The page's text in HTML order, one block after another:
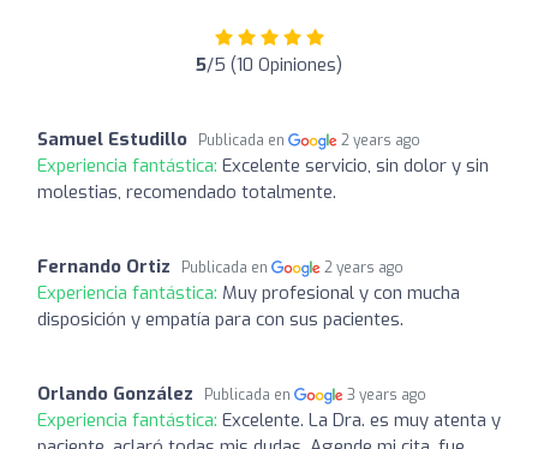
5/5 (10 Opiniones)
Samuel Estudillo Publicada en 2 years ago
Experiencia fantástica: Excelente servicio, sin dolor y sin
molestias, recomendado totalmente.
Fernando Ortiz Publicada en 2 years ago
Experiencia fantástica: Muy profesional y con mucha
disposición y empatía para con sus pacientes.
Orlando González Publicada en 3 years ago
Experiencia fantástica: Excelente. La Dra. es muy atenta y